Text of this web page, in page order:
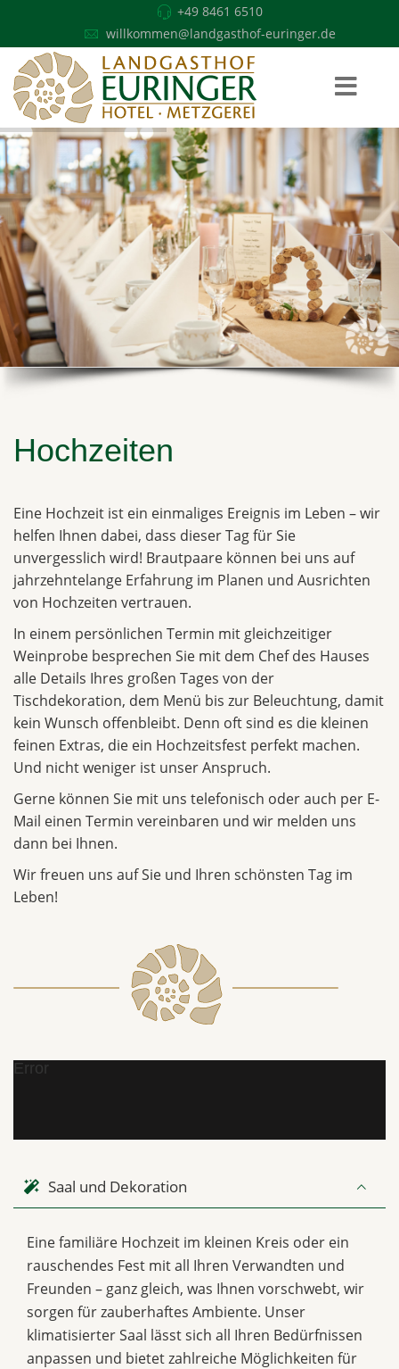
+49 8461 6510
willkommen@landgasthof-euringer.de
Hochzeiten
Eine Hochzeit ist ein einmaliges Ereignis im Leben – wir
helfen Ihnen dabei, dass dieser Tag für Sie
unvergesslich wird! Brautpaare können bei uns auf
jahrzehntelange Erfahrung im Planen und Ausrichten
von Hochzeiten vertrauen.
In einem persönlichen Termin mit gleichzeitiger
Weinprobe besprechen Sie mit dem Chef des Hauses
alle Details Ihres großen Tages von der
Tischdekoration, dem Menü bis zur Beleuchtung, damit
kein Wunsch offenbleibt. Denn oft sind es die kleinen
feinen Extras, die ein Hochzeitsfest perfekt machen.
Und nicht weniger ist unser Anspruch.
Gerne können Sie mit uns telefonisch oder auch per E-
Mail einen Termin vereinbaren und wir melden uns
dann bei Ihnen.
Wir freuen uns auf Sie und Ihren schönsten Tag im
Leben!
Error
Saal und Dekoration
Eine familiäre Hochzeit im kleinen Kreis oder ein
rauschendes Fest mit all Ihren Verwandten und
Freunden – ganz gleich, was Ihnen vorschwebt, wir
sorgen für zauberhaftes Ambiente. Unser
klimatisierter Saal lässt sich all Ihren Bedürfnissen
anpassen und bietet zahlreiche Möglichkeiten für